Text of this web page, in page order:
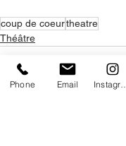
coup de coeurtheatre
Théâtre
Phone Email